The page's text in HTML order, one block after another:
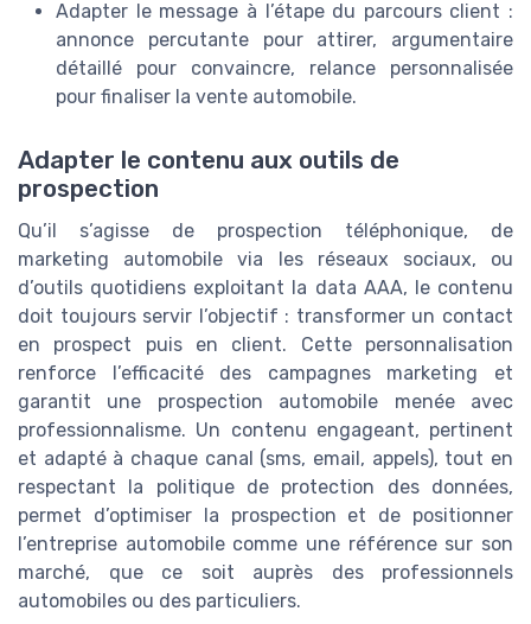
Adapter le message à l’étape du parcours client :
annonce percutante pour attirer, argumentaire
détaillé pour convaincre, relance personnalisée
pour finaliser la vente automobile.
Adapter le contenu aux outils de
prospection
Qu’il s’agisse de prospection téléphonique, de
marketing automobile via les réseaux sociaux, ou
d’outils quotidiens exploitant la data AAA, le contenu
doit toujours servir l’objectif : transformer un contact
en prospect puis en client. Cette personnalisation
renforce l’efficacité des campagnes marketing et
garantit une prospection automobile menée avec
professionnalisme. Un contenu engageant, pertinent
et adapté à chaque canal (sms, email, appels), tout en
respectant la politique de protection des données,
permet d’optimiser la prospection et de positionner
l’entreprise automobile comme une référence sur son
marché, que ce soit auprès des professionnels
automobiles ou des particuliers.